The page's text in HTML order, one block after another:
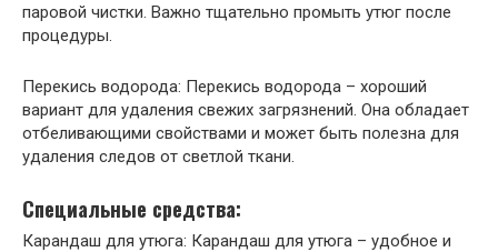
паровой чистки. Важно тщательно промыть утюг после
процедуры.
Перекись водорода: Перекись водорода – хороший
вариант для удаления свежих загрязнений. Она обладает
отбеливающими свойствами и может быть полезна для
удаления следов от светлой ткани.
Специальные средства:
Карандаш для утюга: Карандаш для утюга – удобное и